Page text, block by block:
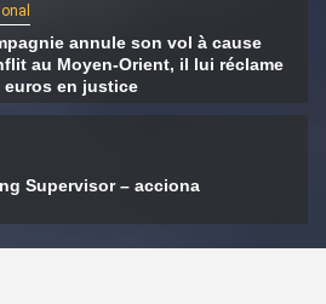
annule son vol à cause
au Moyen-Orient, il lui réclame
euros en justice
Supervisor – acciona